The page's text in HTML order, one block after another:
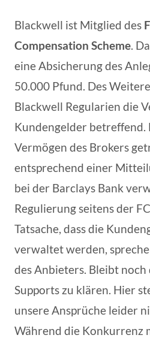
Blackwell ist Mitglied des
Compensation Scheme.
eine Absicherung des
50.000 Pfund. Des
Blackwell Regularien die
Kundengelder betreffend.
Vermögen des Brokers
entsprechend einer
bei der Barclays Bank
Regulierung seitens der
Tatsache, dass die
verwaltet werden,
des Anbieters. Bleibt noch
Supports zu klären. Hier
unsere Ansprüche leider
Während die Konkurrenz